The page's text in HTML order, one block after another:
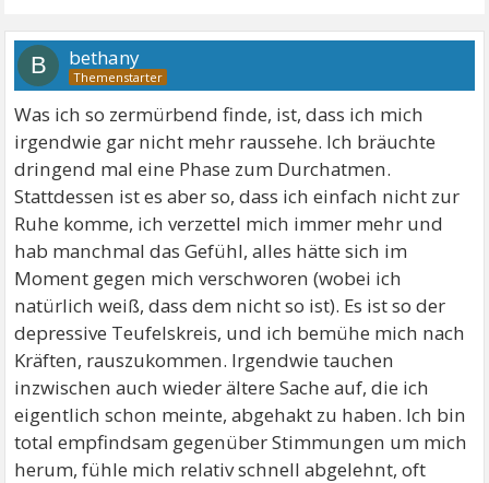
B bethany
Was ich so zermürbend finde, ist, dass ich mich
irgendwie gar nicht mehr raussehe. Ich bräuchte
dringend mal eine Phase zum Durchatmen.
Stattdessen ist es aber so, dass ich einfach nicht zur
Ruhe komme, ich verzettel mich immer mehr und
hab manchmal das Gefühl, alles hätte sich im
Moment gegen mich verschworen (wobei ich
natürlich weiß, dass dem nicht so ist). Es ist so der
depressive Teufelskreis, und ich bemühe mich nach
Kräften, rauszukommen. Irgendwie tauchen
inzwischen auch wieder ältere Sache auf, die ich
eigentlich schon meinte, abgehakt zu haben. Ich bin
total empfindsam gegenüber Stimmungen um mich
herum, fühle mich relativ schnell abgelehnt, oft